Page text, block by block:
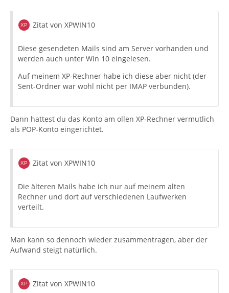
Zitat von XPWIN10
Diese gesendeten Mails sind am Server vorhanden und
werden auch unter Win 10 eingelesen.
Auf meinem XP-Rechner habe ich diese aber nicht (der
Sent-Ordner war wohl nicht per IMAP verbunden).
Dann hattest du das Konto am ollen XP-Rechner vermutlich
als POP-Konto eingerichtet.
Zitat von XPWIN10
Die älteren Mails habe ich nur auf meinem alten
Rechner und dort auf verschiedenen Laufwerken
verteilt.
Man kann so dennoch wieder zusammentragen, aber der
Aufwand steigt natürlich.
Zitat von XPWIN10